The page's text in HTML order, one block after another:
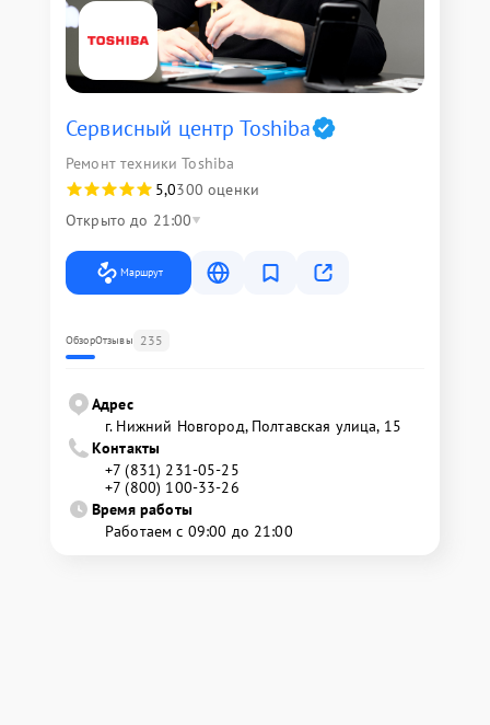
Сервисный центр Toshiba
Ремонт техники Toshiba
5,0300 оценки
Открыто до 21:00
Маршрут
ОбзорОтзывы 235
Адрес
г. Нижний Новгород, Полтавская улица, 15
Контакты
+7 (831) 231-05-25
+7 (800) 100-33-26
Время работы
Работаем с 09:00 до 21:00